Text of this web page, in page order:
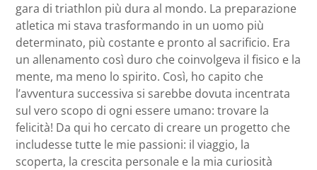
gara di triathlon più dura al mondo. La preparazione
atletica mi stava trasformando in un uomo più
determinato, più costante e pronto al sacrificio. Era
un allenamento così duro che coinvolgeva il fisico e la
mente, ma meno lo spirito. Così, ho capito che
l’avventura successiva si sarebbe dovuta incentrata
sul vero scopo di ogni essere umano: trovare la
felicità! Da qui ho cercato di creare un progetto che
includesse tutte le mie passioni: il viaggio, la
scoperta, la crescita personale e la mia curiosità